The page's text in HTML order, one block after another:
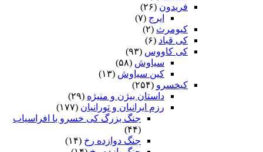
فریدون (۲۶)
ایرج (۷)
کیومرث (۲)
کی قباد (۶)
کی کاووس (۹۳)
سیاوش (۵۸)
کین سیاوش (۱۳)
کیخسرو (۲۵۴)
داستان بیژن و منیژه (۲۹)
رزم ایرانیان و تورانیان (۱۷۷)
جنگ بزرگ کی خسرو با افراسیاب
(۴۴)
جنگ دوازده رخ (۱۴)